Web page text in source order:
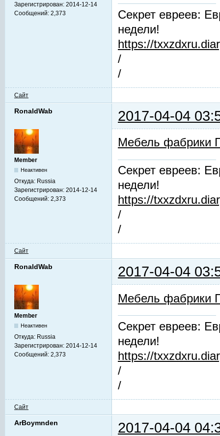
Зарегистрирован: 2014-12-14
Сообщений: 2,373
Секрет евреев:
недели!
https://
/
/
Сайт
RonaldWab 2017-04-04
Member
Неактивен
Откуда: Russia
Зарегистрирован: 2014-12-14
Сообщений: 2,373
Мебель фабрики
Секрет евреев:
недели!
https://
/
/
Сайт
RonaldWab 2017-04-04
Member
Неактивен
Откуда: Russia
Зарегистрирован: 2014-12-14
Сообщений: 2,373
Мебель фабрики
Секрет евреев:
недели!
https://
/
/
Сайт
ArBoymnden 2017-04-04